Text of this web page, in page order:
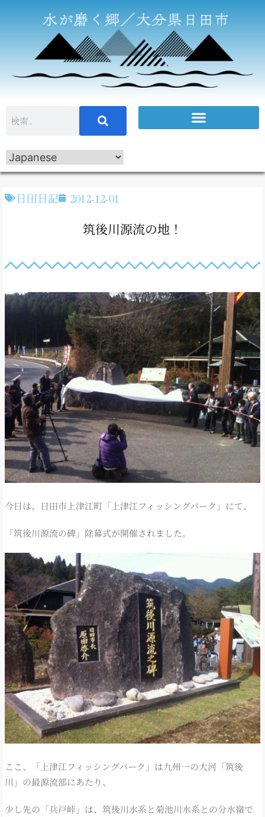
日田日記 2012-12-01
筑後川源流の地！
今日は、日田市上津江町「上津江フィッシングパーク」にて、
「筑後川源流の碑」除幕式が開催されました。
ここ、「上津江フィッシングパーク」は九州一の大河「筑後
川」の最源流部にあたり、
少し先の「兵戸峠」は、筑後川水系と菊池川水系との分水嶺で